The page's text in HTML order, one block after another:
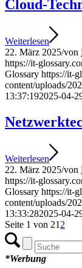
Cloud-
Weiterlesen
22. März 2025/von
https://it-
Glossary https://it-
content/uploads/
13:37:192025-04-
Weiterlesen
22. März 2025/von
https://it-
Glossary https://it-
content/uploads/
13:33:282025-04-
Seite 1 von 21 2
*Werbung